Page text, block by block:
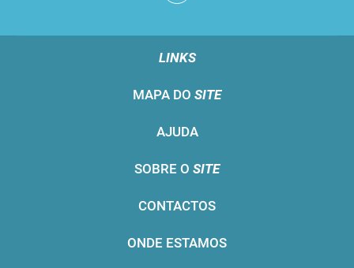
LINKS
MAPA DO SITE
AJUDA
SOBRE O SITE
CONTACTOS
ONDE ESTAMOS